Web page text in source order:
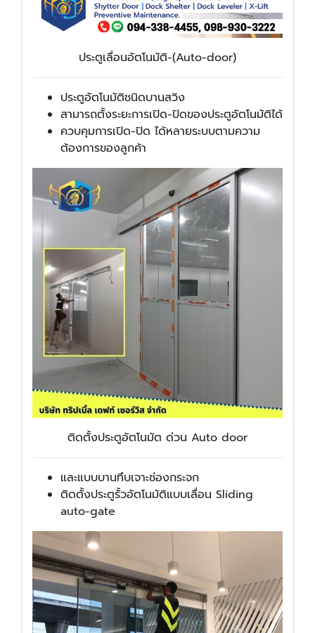
ประตูเลื่อนอัตโนมัติ-(Auto-door)
ประตูอัตโนมัติชนิดบานสวิง
สามารถตั้งระยะการเปิด-ปิดของประตูอัตโนมัติได้
ควบคุมการเปิด-ปิด ได้หลายระบบตามความ
ต้องการของลูกค้า
ติดตั้งประตูอัตโนมัต ด่วน Auto door
และแบบบานทึบเจาะช่องกระจก
ติดตั้งประตูรั้วอัตโนมัติแบบเลื่อน Sliding
auto-gate